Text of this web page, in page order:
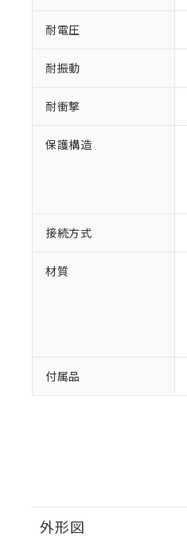
耐電圧
耐振動
耐衝撃
保護構造
接続方式
材質
付属品
外形図